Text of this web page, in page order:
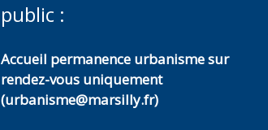
public :
Accueil permanence urbanisme sur
rendez-vous uniquement
(urbanisme@marsilly.fr)